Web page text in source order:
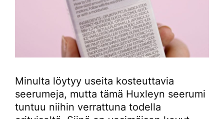
Minulta löytyy useita kosteuttavia
seerumeja, mutta tämä Huxleyn seerumi
tuntuu niihin verrattuna todella